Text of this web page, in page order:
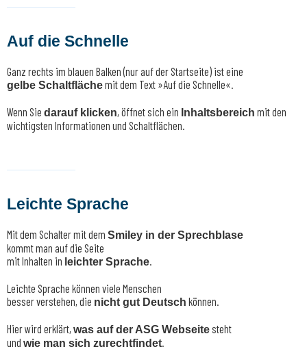
Auf die Schnelle
Ganz rechts im blauen Balken (nur auf der Startseite) ist eine
gelbe Schaltflächemit dem Text »Auf die Schnelle«.
Wenn Sie darauf klicken, öffnet sich ein Inhaltsbereich mit den
wichtigsten Informationen und Schaltflächen.
Leichte Sprache
Mit dem Schalter mit dem Smiley in der Sprechblase
kommt man auf die Seite
mit Inhalten in leichter Sprache.
Leichte Sprache können viele Menschen
besser verstehen, die nicht gut Deutsch können.
Hier wird erklärt,was auf der ASG Webseitesteht
und wie man sich zurechtfindet.